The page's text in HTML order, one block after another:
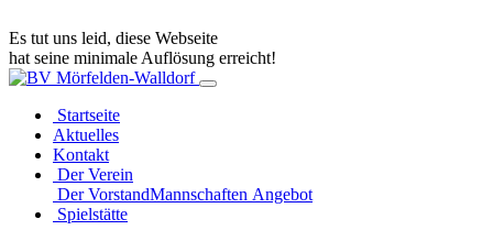
Es tut uns leid, diese Webseite
hat seine minimale Auflösung erreicht!
Startseite
Aktuelles
Kontakt
Der Verein
Der VorstandMannschaften Angebot
Spielstätte